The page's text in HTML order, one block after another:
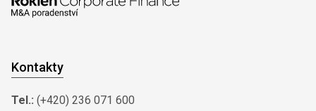
Kontakty
Tel.: (+420) 236 071 600